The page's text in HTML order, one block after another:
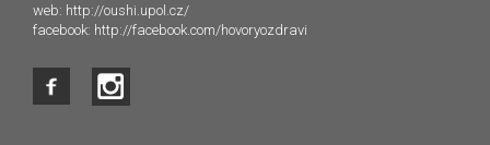
web: http://oushi.upol.cz/
facebook: http://facebook.com/hovoryozdravi